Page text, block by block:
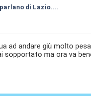
di Lazio....
ad andare giù molto
sopportato ma ora va